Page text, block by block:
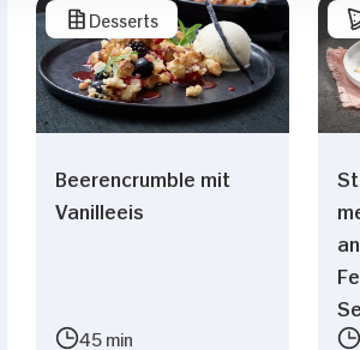
Desserts
Beerencrumble mit
Vanilleeis
45 min